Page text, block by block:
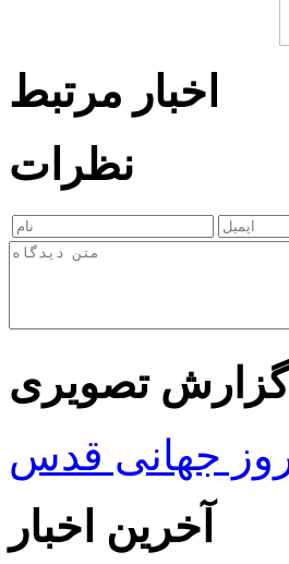
اخبار مرتبط
نظرات
گزارش تصویری
جهانی قدس
آخرین اخبار